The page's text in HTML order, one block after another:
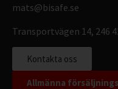
mats@bisafe.se
Transportvägen 14, 246
Kontakta oss
Allmänna